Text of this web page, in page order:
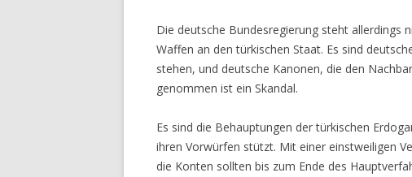
Die deutsche Bundesregierung steht allerdings
Waffen an den türkischen Staat. Es sind
stehen, und deutsche Kanonen, die den
genommen ist ein Skandal.
Es sind die Behauptungen der türkischen
ihren Vorwürfen stützt. Mit einer einstweiligen
die Konten sollten bis zum Ende des